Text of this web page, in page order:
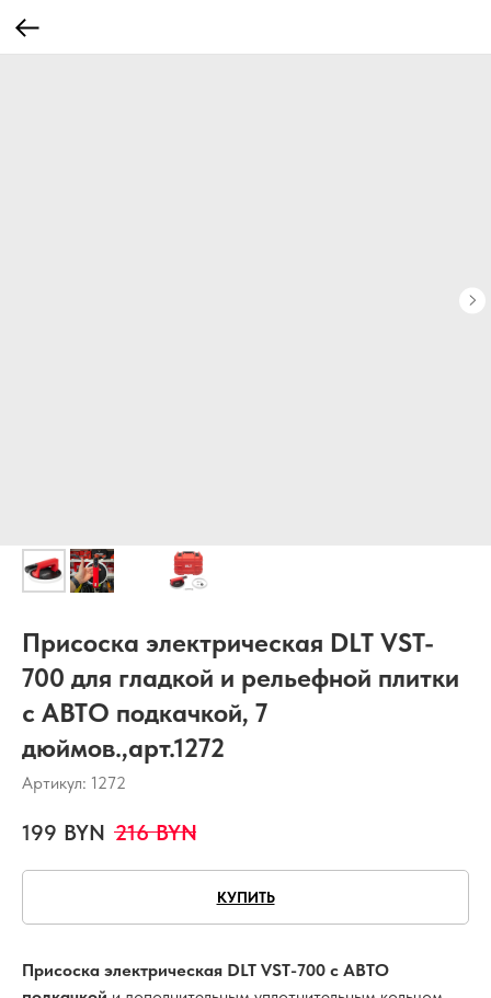
Присоска электрическая DLT VST-
700 для гладкой и рельефной плитки
с АВТО подкачкой, 7
дюймов.,арт.1272
Артикул: 1272
199 BYN 216 BYN
КУПИТЬ
Присоска электрическая DLT VST-700 с АВТО